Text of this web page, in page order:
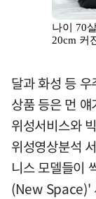
달과 화성 등
상품 등은 먼
위성서비스와
위성영상분석
니스 모델들이
(New Space)'